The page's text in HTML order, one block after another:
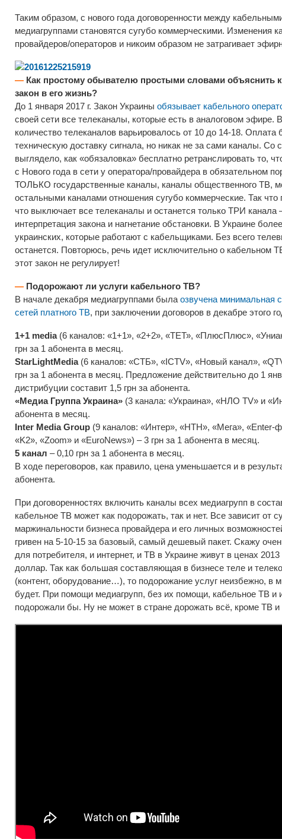
Таким образом, с нового года договоренности между
медиагруппами становятся сугубо коммерческими. Изменения
провайдеров/операторов и никоим образом не затрагивает
— Как простому обывателю простыми словами объяснить
закон в его жизнь?
До 1 января 2017 г. Закон Украины обязывает кабельного
своей сети все телеканалы, которые есть в аналоговом эфире.
количество телеканалов варьировалось от 10 до 14-18. Оплата
техническую доставку сигнала, но никак не за сами каналы. Со
выглядело, как «обязаловка» бесплатно ретранслировать то,
с Нового года в сети у оператора/провайдера в обязательном
ТОЛЬКО государственные каналы, каналы общественного ТВ,
остальными каналами отношения сугубо коммерческие. Так что
что выключает все телеканалы и останется только ТРИ канала
интерпретация закона и нагнетание обстановки. В Украине
украинских, которые работают с кабельщиками. Без всего
останется. Повторюсь, речь идет исключительно о кабельном
этот закон не регулирует!
— Подорожают ли услуги кабельного ТВ?
В начале декабря медиагруппами была озвучена минимальная
сетей платного ТВ, при заключении договоров в декабре этого
1+1 media(6 каналов: «1+1», «2+2», «ТЕТ», «ПлюсПлюс»,
грн за 1 абонента в месяц.
StarLightMedia(6 каналов: «СТБ», «ICTV», «Новый канал»,
грн за 1 абонента в месяц. Предложение действительно до 1
дистрибуции составит 1,5 грн за абонента.
«Медиа Группа Украина» (3 канала: «Украина», «НЛО TV» и
абонента в месяц.
Inter Media Group (9 каналов: «Интер», «НТН», «Мега», «Enter-
«K2», «Zoom» и «EuroNews») – 3 грн за 1 абонента в месяц.
5 канал – 0,10 грн за 1 абонента в месяц.
В ходе переговоров, как правило, цена уменьшается и в
абонента.
При договоренностях включить каналы всех медиагрупп в
кабельное ТВ может как подорожать, так и нет. Все зависит от
маржинальности бизнеса провайдера и его личных
гривен на 5-10-15 за базовый, самый дешевый пакет. Скажу
для потребителя, и интернет, и ТВ в Украине живут в ценах 2013
доллар. Так как большая составляющая в бизнесе теле и
(контент, оборудование…), то подорожание услуг неизбежно, в
будет. При помощи медиагрупп, без их помощи, кабельное ТВ и
подорожали бы. Ну не может в стране дорожать всё, кроме ТВ и